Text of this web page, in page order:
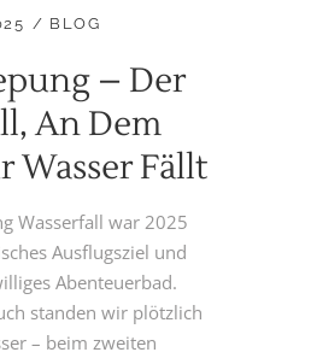
BLOG
– Der
An Dem
Wasser Fällt
Wasserfall war 2025
Ausflugsziel und
Abenteuerbad.
standen wir plötzlich
– beim zweiten